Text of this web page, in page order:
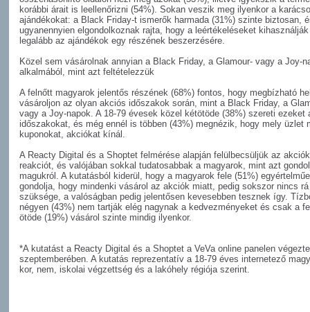
korábbi árait is leellenőrizni (54%). Sokan veszik meg ilyenkor a
ajándékokat: a Black Friday-t ismerők harmada (31%) szinte biztosan,
ugyanennyien elgondolkoznak rajta, hogy a leértékeléseket kihasználják
legalább az ajándékok egy részének beszerzésére.
Közel sem vásárolnak annyian a Black Friday, a Glamour- vagy a Joy-
alkalmából, mint azt feltételezzük
A felnőtt magyarok jelentős részének (68%) fontos, hogy megbízható
vásároljon az olyan akciós időszakok során, mint a Black Friday, a
vagy a Joy-napok. A 18-79 évesek közel kétötöde (38%) szereti ezeket
időszakokat, és még ennél is többen (43%) megnézik, hogy mely üzlet
kuponokat, akciókat kínál.
A Reacty Digital és a Shoptet felmérése alapján felülbecsüljük az
reakciót, és valójában sokkal tudatosabbak a magyarok, mint azt
magukról. A kutatásból kiderül, hogy a magyarok fele (51%)
gondolja, hogy mindenki vásárol az akciók miatt, pedig sokszor nincs rá
szüksége, a valóságban pedig jelentősen kevesebben tesznek így.
négyen (43%) nem tartják elég nagynak a kedvezményeket és csak a
ötöde (19%) vásárol szinte mindig ilyenkor.
*A kutatást a Reacty Digital és a Shoptet a VeVa online panelen
szeptemberében. A kutatás reprezentatív a 18-79 éves internetező
kor, nem, iskolai végzettség és a lakóhely régiója szerint.